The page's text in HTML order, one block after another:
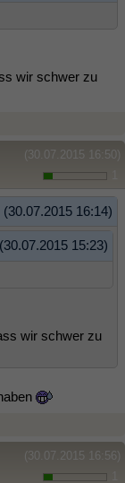
wir schwer zu
(30.07.2015 16:50)
(30.07.2015 16:14)
(30.07.2015 15:23)
wir schwer zu
(30.07.2015 16:56)